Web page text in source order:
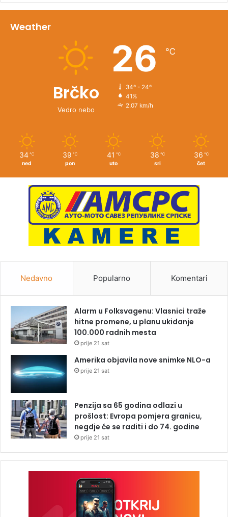
Weather
Brčko
Vedro nebo
26 ℃
34º - 24º
41%
2.07 km/h
34 ℃
ned
39 ℃
pon
41 ℃
uto
38 ℃
sri
36 ℃
čet
Nedavno Popularno Komentari
Alarm u Folksvagenu: Vlasnici traže
hitne promene, u planu ukidanje
100.000 radnih mesta
prije 21 sat
Amerika objavila nove snimke NLO-a
prije 21 sat
Penzija sa 65 godina odlazi u
prošlost: Evropa pomjera granicu,
negdje će se raditi i do 74. godine
prije 21 sat